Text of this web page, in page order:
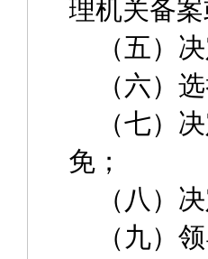
理机关备
（五）
（六）
（七）
免；
（八）
（九）